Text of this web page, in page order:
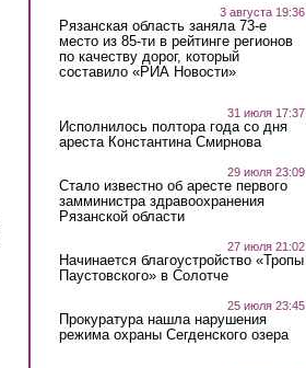
3 августа 19:36
Рязанская область заняла 73-е
место из 85-ти в рейтинге регионов
по качеству дорог, который
составило «РИА Новости»
31 июля 17:37
Исполнилось полтора года со дня
ареста Константина Смирнова
29 июля 23:09
Стало известно об аресте первого
замминистра здравоохранения
Рязанской области
27 июля 21:02
Начинается благоустройство «Тропы
Паустовского» в Солотче
25 июля 23:45
Прокуратура нашла нарушения
режима охраны Сегденского озера